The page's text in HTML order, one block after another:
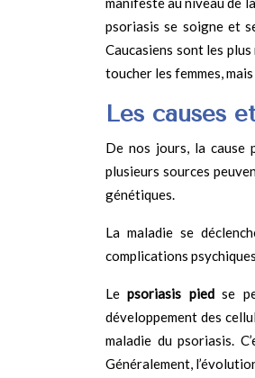
psoriasis se soigne et
Caucasiens sont les
toucher les femmes,
Les causes
De nos jours, la cause
plusieurs sources
génétiques.
La maladie se
complications
Lepsoriasis piedse
développement des
maladie du psoriasis.
Généralement,